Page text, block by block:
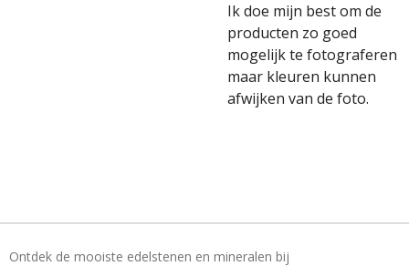
Ik doe mijn best om de
producten zo goed
mogelijk te fotograferen
maar kleuren kunnen
afwijken van de foto.
Ontdek de mooiste edelstenen en mineralen bij